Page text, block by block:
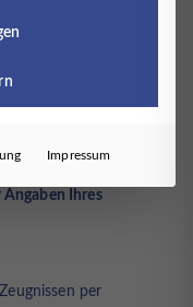
engagierten
und
Ihres
per
Impressum